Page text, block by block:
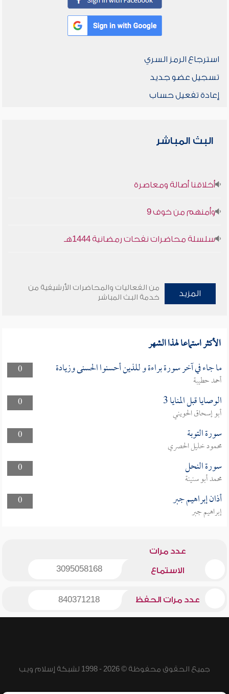
استرجاع الرمز السري
تسجيل عضو جديد
إعادة تفعيل حساب
البث المباشر
أخلاقنا أصالة ومعاصرة
وأمنهم من خوف 9
سلسلة محاضرات نفحات رمضانية 1444هـ
المزيد
من الفعاليات والمحاضرات الأرشيفية من
خدمة البث المباشر
الأكثر استماعا لهذا الشهر
0 ما جاء في آخر سورة براءة و للذين أحسنوا الحسنى وزيادة
أحمد حطيبة
0
الوصايا قبل المنايا 3
أبو إسحاق الحويني
0
سورة التوبة
محمود خليل الحصري
0
سورة النحل
محمد أبو سنينة
0
أذان إبراهيم جبر
إبراهيم جبر
عدد مرات
الاستماع 3095058168
عدد مرات الحفظ 840371218
جميع الحقوق محفوظة © 2026 - 1998 لشبكة إسلام ويب